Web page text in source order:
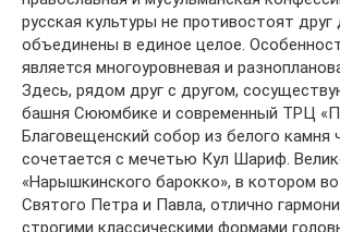
русская культуры не противостоят друг
объединены в единое целое.
является многоуровневая и
Здесь, рядом друг с другом,
башня Сююмбике и современный ТРЦ
Благовещенский собор из белого камня
сочетается с мечетью Кул Шариф.
«Нарышкинского барокко», в котором
Святого Петра и Павла, отлично
строгими классическими формами